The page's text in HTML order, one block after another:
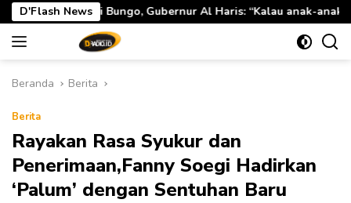
Langsung
ke
konten
D'Flash News
Gubernur Al Haris: “Kalau anak-anakku bisa jaga diri, 60%
Beranda Berita
Berita
Rayakan Rasa Syukur dan
Penerimaan,Fanny Soegi Hadirkan
‘Palum’ dengan Sentuhan Baru